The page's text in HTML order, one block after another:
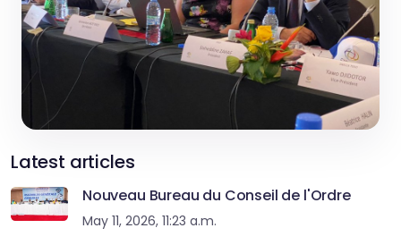
Latest articles
Nouveau Bureau du Conseil de l'Ordre
May 11, 2026, 11:23 a.m.